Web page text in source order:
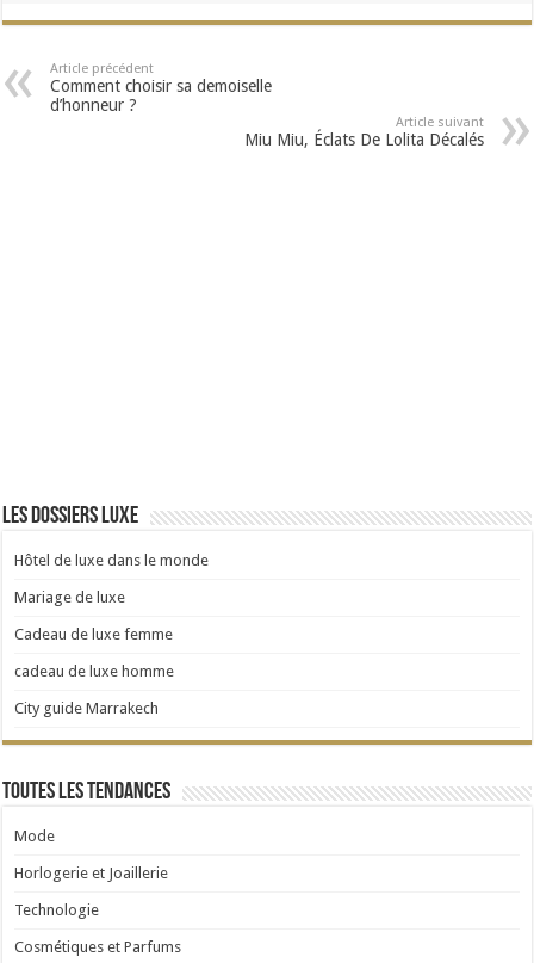
Article précédent
Comment choisir sa demoiselle
d’honneur ?
Article suivant
Miu Miu, Éclats De Lolita Décalés
Les dossiers luxe
Hôtel de luxe dans le monde
Mariage de luxe
Cadeau de luxe femme
cadeau de luxe homme
City guide Marrakech
Toutes les tendances
Mode
Horlogerie et Joaillerie
Technologie
Cosmétiques et Parfums